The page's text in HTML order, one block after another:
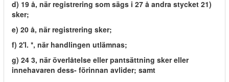
d) 19 å, när registrering som sägs i 27 å andra stycket 21)
sker;
e) 20 å, när registrering sker;
f) 2'l. *, när handlingen utlämnas;
g) 24 3, när överlåtelse eller pantsättning sker eller
innehavaren dess- förinnan avlider; samt